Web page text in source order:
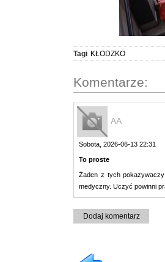
Tagi KŁODZKO
Komentarze:
AA
Sobota, 2026-06-13 22:31
To proste
Żaden z tych
medyczny. Uczyć powinni
Dodaj komentarz